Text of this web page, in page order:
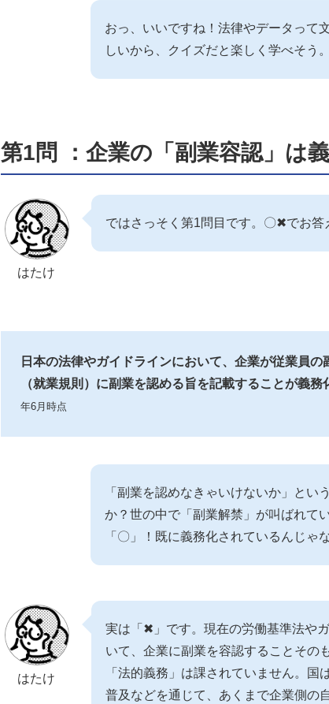
おっ、いいですね！法律やデータって
しいから、クイズだと楽しく学べそう
第1問 ：企業の「副業容認」は
はたけ
ではさっそく第1問目です。〇✖でお答
日本の法律やガイドラインにおいて、企業が従業員
（就業規則）に副業を認める旨を記載することが義
年6月時点
「副業を認めなきゃいけないか」とい
か？世の中で「副業解禁」が叫ばれて
「〇」！既に義務化されているんじゃ
はたけ
実は「✖」です。現在の労働基準法や
いて、企業に副業を容認することその
「法的義務」は課されていません。国
普及などを通じて、あくまで企業側の